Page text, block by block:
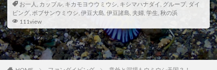
お一人, カップル, キカモヨウウミウシ, キシマハナダイ, グループ, ダイ
ビング, ボブサンウミウシ, 伊豆大島, 伊豆諸島, 夫婦, 学生, 秋の浜
111view